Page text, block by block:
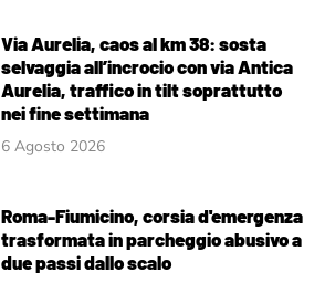
Via Aurelia, caos al km 38: sosta
selvaggia all’incrocio con via Antica
Aurelia, traffico in tilt soprattutto
nei fine settimana
6 Agosto 2026
Roma-Fiumicino, corsia d'emergenza
trasformata in parcheggio abusivo a
due passi dallo scalo